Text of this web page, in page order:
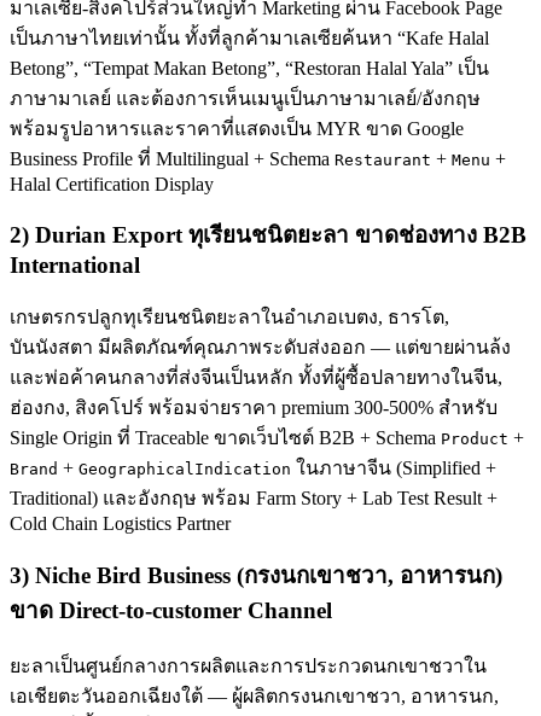
มาเลเซีย-สิงคโปร์ส่วนใหญ่ทำ Marketing ผ่าน Facebook Page
เป็นภาษาไทยเท่านั้น ทั้งที่ลูกค้ามาเลเซียค้นหา “Kafe Halal
Betong”, “Tempat Makan Betong”, “Restoran Halal Yala” เป็น
ภาษามาเลย์ และต้องการเห็นเมนูเป็นภาษามาเลย์/อังกฤษ
พร้อมรูปอาหารและราคาที่แสดงเป็น MYR ขาด Google
Business Profile ที่ Multilingual + Schema Restaurant + Menu +
Halal Certification Display
2) Durian Export ทุเรียนชนิตยะลา ขาดช่องทาง B2B
International
เกษตรกรปลูกทุเรียนชนิตยะลาในอำเภอเบตง, ธารโต,
บันนังสตา มีผลิตภัณฑ์คุณภาพระดับส่งออก — แต่ขายผ่านล้ง
และพ่อค้าคนกลางที่ส่งจีนเป็นหลัก ทั้งที่ผู้ซื้อปลายทางในจีน,
ฮ่องกง, สิงคโปร์ พร้อมจ่ายราคา premium 300-500% สำหรับ
Single Origin ที่ Traceable ขาดเว็บไซต์ B2B + Schema Product +
Brand + GeographicalIndication ในภาษาจีน (Simplified +
Traditional) และอังกฤษ พร้อม Farm Story + Lab Test Result +
Cold Chain Logistics Partner
3) Niche Bird Business (กรงนกเขาชวา, อาหารนก)
ขาด Direct-to-customer Channel
ยะลาเป็นศูนย์กลางการผลิตและการประกวดนกเขาชวาใน
เอเชียตะวันออกเฉียงใต้ — ผู้ผลิตกรงนกเขาชวา, อาหารนก,